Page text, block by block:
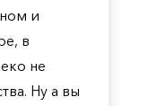
и
в
не
Ну а вы